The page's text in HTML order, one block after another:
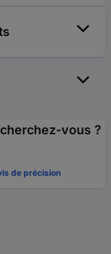
vous ?
de précision